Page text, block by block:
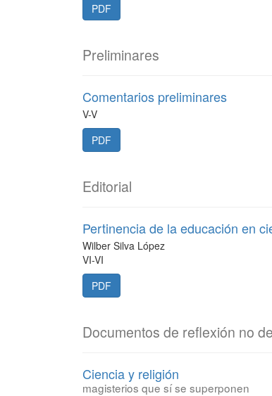
PDF
Preliminares
Comentarios preliminares
V-V
PDF
Editorial
Pertinencia de la educación en
Wilber Silva López
VI-VI
PDF
Documentos de reflexión no
Ciencia y religión
magisterios que sí se superponen